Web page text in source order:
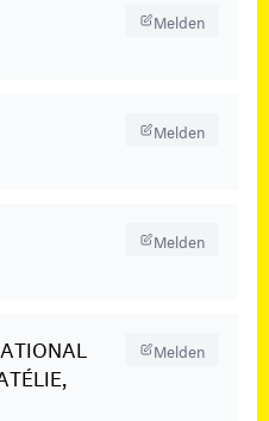
Melden
Melden
Melden
Melden